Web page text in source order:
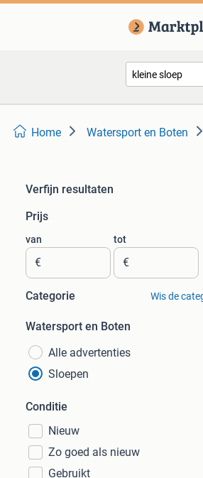
Home Watersport en Boten
Verfijn resultaten
Prijs
van
€
tot
€
Categorie Wis de
Watersport en Boten
Alle advertenties
Sloepen
Conditie
Nieuw
Zo goed als nieuw
Gebruikt